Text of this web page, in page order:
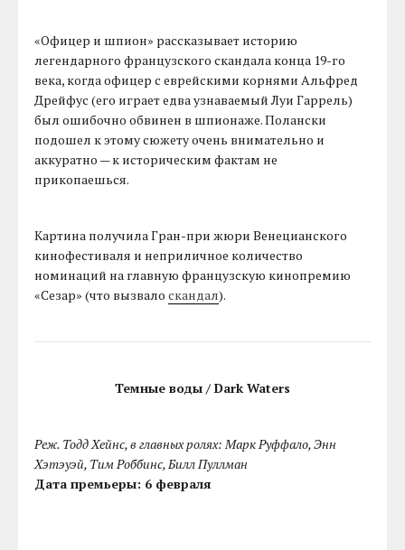
«Офицер и шпион» рассказывает историю
легендарного французского скандала конца 19-го
века, когда офицер с еврейскими корнями Альфред
Дрейфус (его играет едва узнаваемый Луи Гаррель)
был ошибочно обвинен в шпионаже. Полански
подошел к этому сюжету очень внимательно и
аккуратно — к историческим фактам не
прикопаешься.
Картина получила Гран-при жюри Венецианского
кинофестиваля и неприличное количество
номинаций на главную французскую кинопремию
«Сезар» (что вызвалоскандал).
Темные воды / Dark Waters
Реж. Тодд Хейнс, в главных ролях: Марк Руффало, Энн
Хэтэуэй, Тим Роббинс, Билл Пуллман
Дата премьеры: 6 февраля